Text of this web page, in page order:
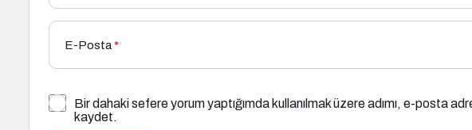
E-Posta*
Bir dahaki sefere yorum yaptığımda kullanılmak üzere adımı, e-posta
kaydet.